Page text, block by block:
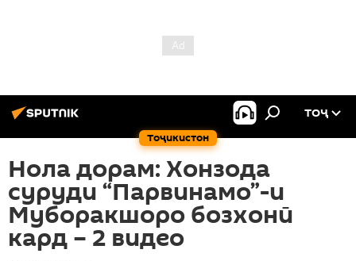
Тоҷикистон
ТОҶ
Нола дорам: Хонзода
суруди “Парвинамо”-и
Муборакшоро бозхонӣ
кард – 2 видео